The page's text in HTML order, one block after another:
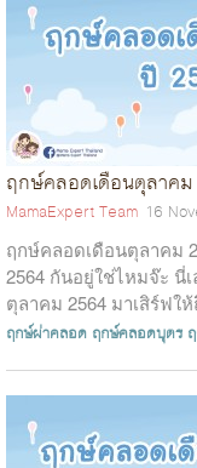
ฤกษ์คลอดเดือนตุลาค
MamaExpert Team 16
ฤกษ์คลอดเดือนตุลาคม
2564 กันอยู่ใช่ไหมจ๊ะ นี่
ตุลาคม 2564 มาเสิร์ฟใ
เพราะ อ.ชัญ
ฤกษ์ผ่าคลอด ฤกษ์คลอดบุตร